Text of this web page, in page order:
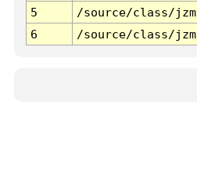
5
/source/class/
6
/source/class/